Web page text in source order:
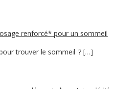
renforcé* pour un sommeil
trouver le sommeil ? […]